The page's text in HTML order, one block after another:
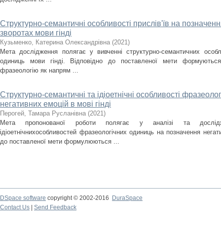
Структурно-семантичні особливості прислів'їв на
зворотах мови гінді
Кузьменко, Катерина Олександрівна (2021)
Мета дослідження полягає у вивченні структурно-семантичних
одиниць мови гінді. Відповідно до поставленої мети
фразеологію як напрям ...
Структурно-семантичні та ідіоетнічні особливості
негативних емоцій в мові гінді
Перогей, Тамара Русланівна (2021)
Мета пропонованої роботи полягає у аналізі та
ідіоетнічнихособливостей фразеологічних одиниць на позначення
до поставленої мети формулюються ...
DSpace software copyright © 2002-2016
DuraSpace
Contact Us
Send Feedback